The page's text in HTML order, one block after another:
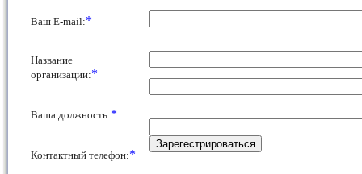
Ваш E-mail:*
Название
организации:*
Ваша должность:*
Контактный телефон:*